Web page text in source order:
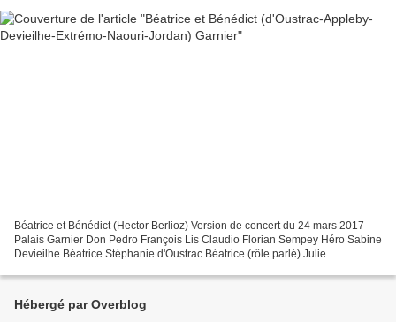
Béatrice et Bénédict (Hector Berlioz) Version de concert du 24 mars 2017
Palais Garnier Don Pedro François Lis Claudio Florian Sempey Héro Sabine
Devieilhe Béatrice Stéphanie d'Oustrac Béatrice (rôle parlé) Julie
Hébergé par Overblog